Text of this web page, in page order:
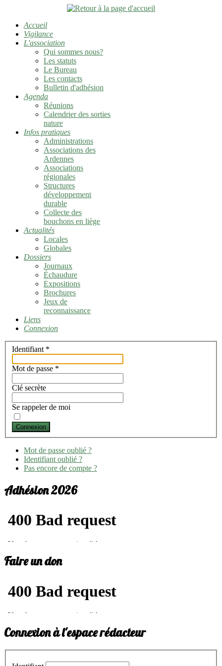
Accueil
Vigilance
L'association
Qui sommes nous?
Les statuts
Le Bureau
Les contacts
Bulletin d'adhésion
Agenda
Réunions
Calendrier des sorties
nature
Infos pratiques
Administrations
Associations des
Ardennes
Associations
régionales
Structures
développement
durable
Collecte des
bouchons en liège
Actualités
Locales
Globales
Dossiers
Journaux
Échaudure
Expositions
Brochures
Jeux de
reconnaissance
Liens
Connexion
Identifiant *
Mot de passe *
Clé secrète
Se rappeler de moi
Connexion
Mot de passe oublié ?
Identifiant oublié ?
Pas encore de compte ?
Adhésion 2026
Faire un don
Connexion à l'espace rédacteur